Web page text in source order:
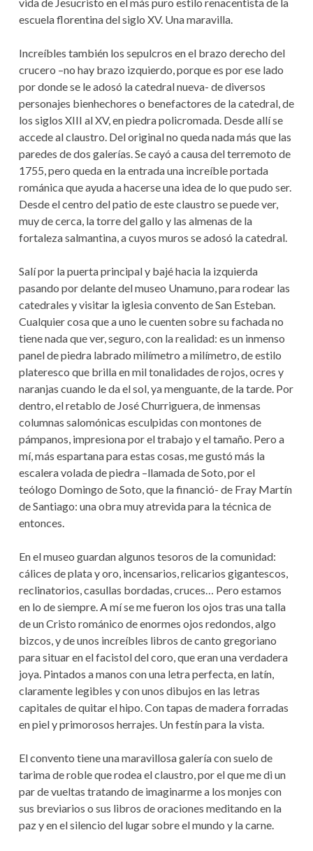
vida de Jesucristo en el más puro estilo renacentista de la
escuela florentina del siglo XV. Una maravilla.
Increíbles también los sepulcros en el brazo derecho del
crucero –no hay brazo izquierdo, porque es por ese lado
por donde se le adosó la catedral nueva- de diversos
personajes bienhechores o benefactores de la catedral, de
los siglos XIII al XV, en piedra policromada. Desde allí se
accede al claustro. Del original no queda nada más que las
paredes de dos galerías. Se cayó a causa del terremoto de
1755, pero queda en la entrada una increíble portada
románica que ayuda a hacerse una idea de lo que pudo ser.
Desde el centro del patio de este claustro se puede ver,
muy de cerca, la torre del gallo y las almenas de la
fortaleza salmantina, a cuyos muros se adosó la catedral.
Salí por la puerta principal y bajé hacia la izquierda
pasando por delante del museo Unamuno, para rodear las
catedrales y visitar la iglesia convento de San Esteban.
Cualquier cosa que a uno le cuenten sobre su fachada no
tiene nada que ver, seguro, con la realidad: es un inmenso
panel de piedra labrado milímetro a milímetro, de estilo
plateresco que brilla en mil tonalidades de rojos, ocres y
naranjas cuando le da el sol, ya menguante, de la tarde. Por
dentro, el retablo de José Churriguera, de inmensas
columnas salomónicas esculpidas con montones de
pámpanos, impresiona por el trabajo y el tamaño. Pero a
mí, más espartana para estas cosas, me gustó más la
escalera volada de piedra –llamada de Soto, por el
teólogo Domingo de Soto, que la financió- de Fray Martín
de Santiago: una obra muy atrevida para la técnica de
entonces.
En el museo guardan algunos tesoros de la comunidad:
cálices de plata y oro, incensarios, relicarios gigantescos,
reclinatorios, casullas bordadas, cruces… Pero estamos
en lo de siempre. A mí se me fueron los ojos tras una talla
de un Cristo románico de enormes ojos redondos, algo
bizcos, y de unos increíbles libros de canto gregoriano
para situar en el facistol del coro, que eran una verdadera
joya. Pintados a manos con una letra perfecta, en latín,
claramente legibles y con unos dibujos en las letras
capitales de quitar el hipo. Con tapas de madera forradas
en piel y primorosos herrajes. Un festín para la vista.
El convento tiene una maravillosa galería con suelo de
tarima de roble que rodea el claustro, por el que me di un
par de vueltas tratando de imaginarme a los monjes con
sus breviarios o sus libros de oraciones meditando en la
paz y en el silencio del lugar sobre el mundo y la carne.